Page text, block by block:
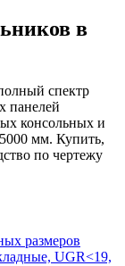
в
спектр
панелей
консольных и
мм. Купить,
по чертежу
размеров
UGR<19,